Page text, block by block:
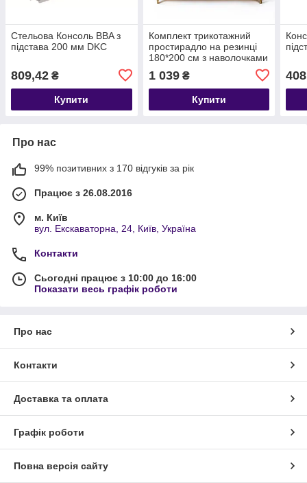
Стельова Консоль BBA з
підстава 200 мм DKC
809,42 ₴
Купити
Комплект трикотажний
простирадло на резинці
180*200 см з наволочками
темно-сірий 004-107-18-
48-3-10
1 039₴
Купити
Про нас
99% позитивних з 170 відгуків за рік
Працює з 26.08.2016
м. Київ
вул. Екскаваторна, 24, Київ, Україна
Контакти
Сьогодні працює з 10:00 до 16:00
Показати весь графік роботи
Про нас
Контакти
Доставка та оплата
Графік роботи
Повна версія сайту